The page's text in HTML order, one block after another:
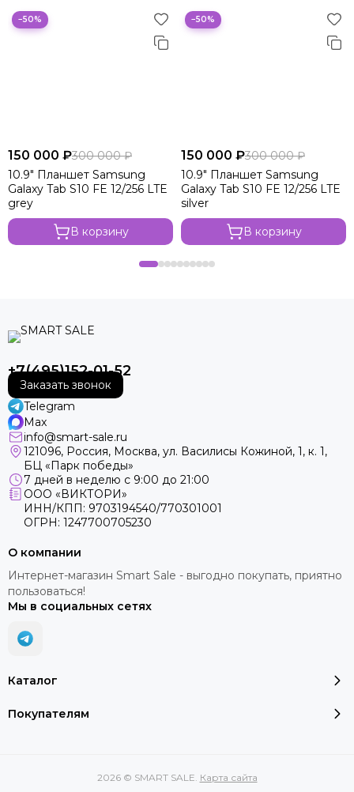
−50%
150 000 ₽300 000 ₽
10.9" Планшет Samsung
Galaxy Tab S10 FE 12/256 LTE
grey
В корзину
−50%
150 000 ₽300 000 ₽
10.9" Планшет Samsung
Galaxy Tab S10 FE 12/256 LTE
silver
В корзину
+7(495)152-01-52
Заказать звонок
Telegram
Max
info@smart-sale.ru
121096, Россия, Москва, ул. Василисы Кожиной, 1, к. 1,
БЦ «Парк победы»
7 дней в неделю с 9:00 до 21:00
ООО «ВИКТОРИ»
ИНН/КПП: 9703194540/770301001
ОГРН: 1247700705230
Каталог
Покупателям
О компании
Интернет-магазин Smart Sale - выгодно покупать, приятно
пользоваться!
Мы в социальных сетях
2026 © SMART SALE. Карта сайта